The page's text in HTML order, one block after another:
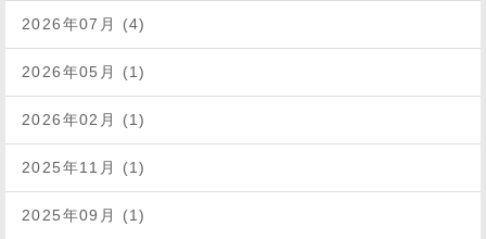
2026年07月 (4)
2026年05月 (1)
2026年02月 (1)
2025年11月 (1)
2025年09月 (1)